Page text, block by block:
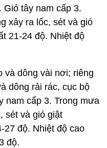
tây nam cấp 3.
xảy ra lốc, sét và gió
21-24 độ. Nhiệt độ
và dông vài nơi; riêng
dông rải rác, cục bộ
nam cấp 3. Trong mưa
sét và gió giật
27 độ. Nhiệt độ cao
độ.